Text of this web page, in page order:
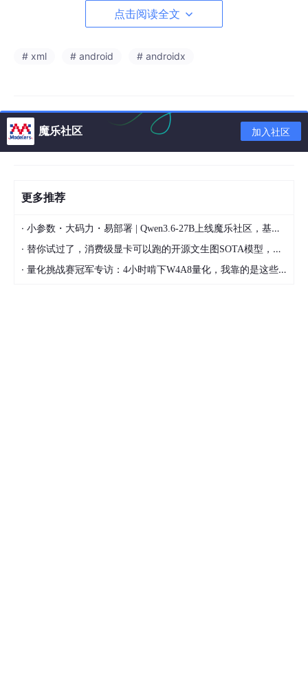
点击阅读全文
# xml # android # androidx
魔乐社区 加入社区
更多推荐
· 小参数・大码力・易部署 | Qwen3.6-27B上线魔乐社区，基于昇腾的部署教程来了
· 替你试过了，消费级显卡可以跑的开源文生图SOTA模型，顶级渲染、高密度文本绘图
· 量化挑战赛冠军专访：4小时啃下W4A8量化，我靠的是这些经验